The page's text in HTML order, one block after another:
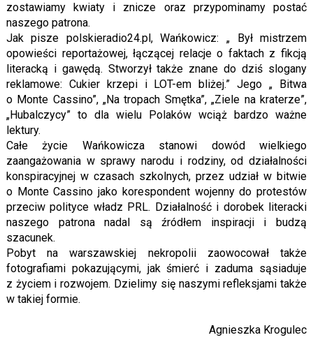
zostawiamy kwiaty i znicze oraz przypominamy postać
naszego patrona.
Jak pisze polskieradio24.pl, Wańkowicz: „ Był mistrzem
opowieści reportażowej, łączącej relacje o faktach z fikcją
literacką i gawędą. Stworzył także znane do dziś slogany
reklamowe: Cukier krzepi i LOT-em bliżej.” Jego „ Bitwa
o Monte Cassino”, „Na tropach Smętka”, „Ziele na kraterze”,
„Hubalczycy” to dla wielu Polaków wciąż bardzo ważne
lektury.
Całe życie Wańkowicza stanowi dowód wielkiego
zaangażowania w sprawy narodu i rodziny, od działalności
konspiracyjnej w czasach szkolnych, przez udział w bitwie
o Monte Cassino jako korespondent wojenny do protestów
przeciw polityce władz PRL. Działalność i dorobek literacki
naszego patrona nadal są źródłem inspiracji i budzą
szacunek.
Pobyt na warszawskiej nekropolii zaowocował także
fotografiami pokazującymi, jak śmierć i zaduma sąsiaduje
z życiem i rozwojem. Dzielimy się naszymi refleksjami także
w takiej formie.
Agnieszka Krogulec